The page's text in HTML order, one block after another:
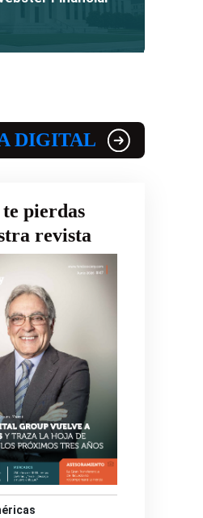
DIGITAL
pierdas
revista